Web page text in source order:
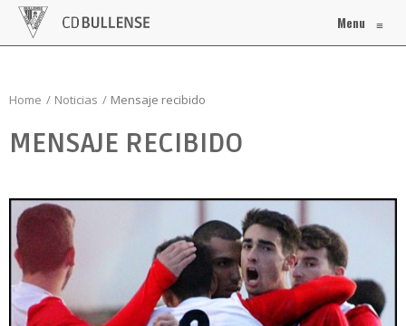
Menu ≡
Home Noticias Mensaje recibido
MENSAJE RECIBIDO